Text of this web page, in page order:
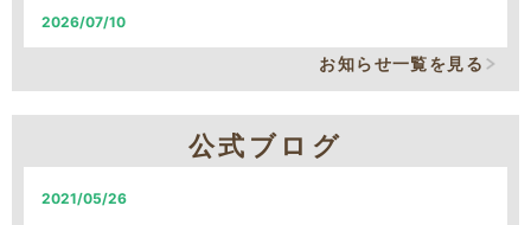
2026/07/10
システム改修による、臨時の営業時間短縮について
システム改修による、臨時の営業時間短縮について
お知らせ一覧を見る
公式ブログ
2021/05/26